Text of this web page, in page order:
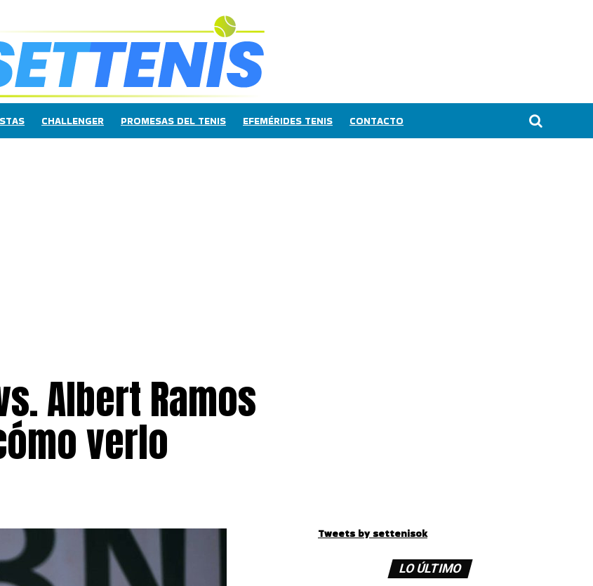
CHALLENGER PROMESAS DEL TENIS EFEMÉRIDES TENIS CONTACTO
Albert Ramos
verlo
Tweets by settenisok
LO ÚLTIMO